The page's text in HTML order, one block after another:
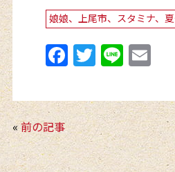
娘娘、上尾市、スタミナ、夏
F
c
e
b
T
itt
er
Li
e ai
l
«前の記事